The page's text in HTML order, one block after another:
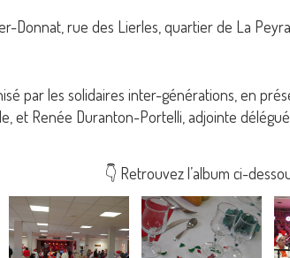
Donnat, rue des Lierles, quartier de La
par les solidaires inter-générations, en
et Renée Duranton-Portelli, adjointe
👇 Retrouvez l’album ci-